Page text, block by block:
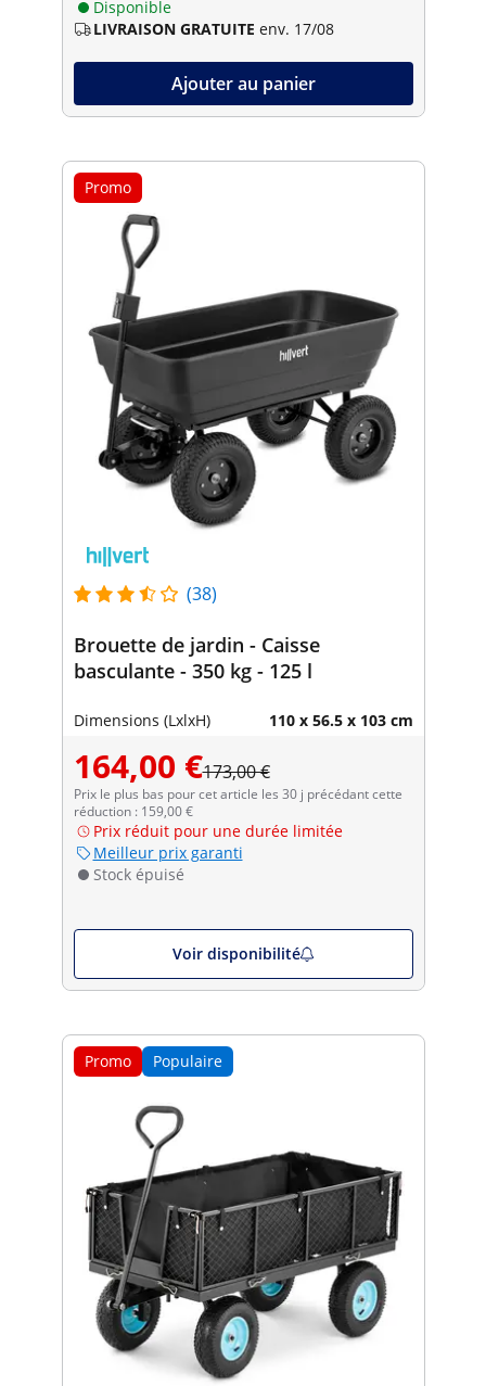
Disponible
LIVRAISON GRATUITE env. 17/08
Ajouter au panier
Promo
(38)
Brouette de jardin - Caisse
basculante - 350 kg - 125 l
Dimensions (LxlxH) 110 x 56.5 x 103 cm
164,00 €173,00 €
Prix le plus bas pour cet article les 30 j précédant cette
réduction : 159,00 €
Prix réduit pour une durée limitée
Meilleur prix garanti
Stock épuisé
Voir disponibilité
Promo Populaire